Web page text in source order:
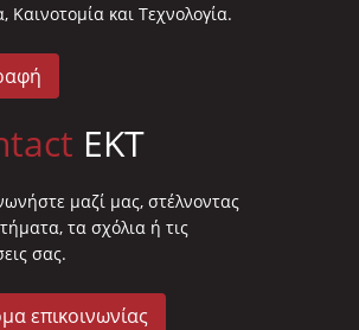
Καινοτομία και Τεχνολογία.
EKT
μαζί μας, στέλνοντας
τα σχόλια ή τις
σας.
επικοινωνίας